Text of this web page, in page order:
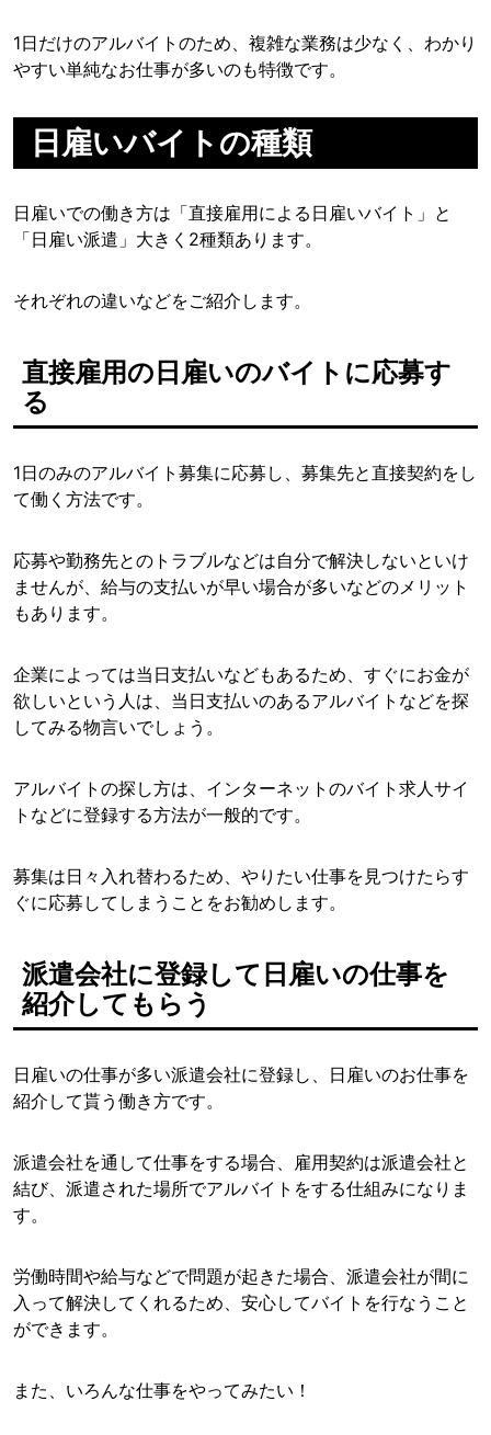
1日だけのアルバイトのため、複雑な業務は少なく、わかり
やすい単純なお仕事が多いのも特徴です。
日雇いバイトの種類
日雇いでの働き方は「直接雇用による日雇いバイト」と
「日雇い派遣」大きく2種類あります。
それぞれの違いなどをご紹介します。
直接雇用の日雇いのバイトに応募す
る
1日のみのアルバイト募集に応募し、募集先と直接契約をし
て働く方法です。
応募や勤務先とのトラブルなどは自分で解決しないといけ
ませんが、給与の支払いが早い場合が多いなどのメリット
もあります。
企業によっては当日支払いなどもあるため、すぐにお金が
欲しいという人は、当日支払いのあるアルバイトなどを探
してみる物言いでしょう。
アルバイトの探し方は、インターネットのバイト求人サイ
トなどに登録する方法が一般的です。
募集は日々入れ替わるため、やりたい仕事を見つけたらす
ぐに応募してしまうことをお勧めします。
派遣会社に登録して日雇いの仕事を
紹介してもらう
日雇いの仕事が多い派遣会社に登録し、日雇いのお仕事を
紹介して貰う働き方です。
派遣会社を通して仕事をする場合、雇用契約は派遣会社と
結び、派遣された場所でアルバイトをする仕組みになりま
す。
労働時間や給与などで問題が起きた場合、派遣会社が間に
入って解決してくれるため、安心してバイトを行なうこと
ができます。
また、いろんな仕事をやってみたい！